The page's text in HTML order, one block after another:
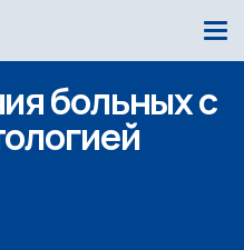
больных с